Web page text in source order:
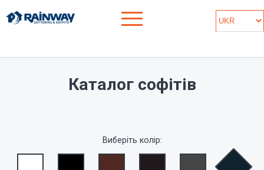
Каталог софітів
Виберіть колір: